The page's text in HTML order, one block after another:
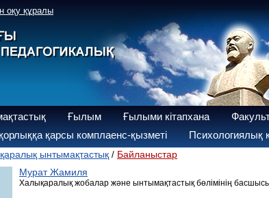
оқу құралы
Ғылым Ғылыми кітапхана
қарсы комплаенс-қызметі Психологиялық
ынтымақтастық/ Байланыстар
Мурат Жамиля
Халықаралық жобалар және ынтымақтастық бөлімінің